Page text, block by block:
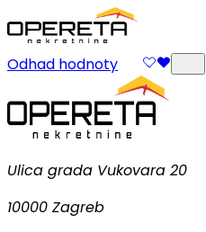
Odhad hodnoty
Ulica grada Vukovara 20
10000 Zagreb